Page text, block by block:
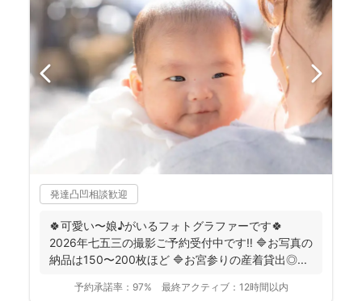
発達凸凹相談歓迎
🍀可愛い〜娘♪がいるフォトグラファーです🍀
2026年七五三の撮影ご予約受付中です‼️ 🔷お写真の
納品は150〜200枚ほど 🔷お宮参りの産着貸出◎...
予約承諾率： 97% 最終アクティブ： 12時間以内